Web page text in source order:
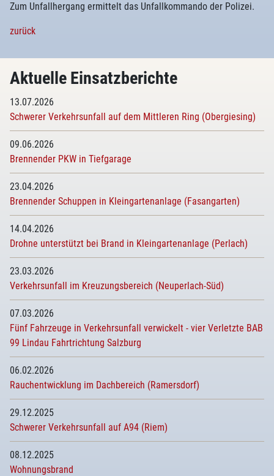
Zum Unfallhergang ermittelt das Unfallkommando der Polizei.
zurück
Aktuelle Einsatzberichte
13.07.2026
Schwerer Verkehrsunfall auf dem Mittleren Ring (Obergiesing)
09.06.2026
Brennender PKW in Tiefgarage
23.04.2026
Brennender Schuppen in Kleingartenanlage (Fasangarten)
14.04.2026
Drohne unterstützt bei Brand in Kleingartenanlage (Perlach)
23.03.2026
Verkehrsunfall im Kreuzungsbereich (Neuperlach-Süd)
07.03.2026
Fünf Fahrzeuge in Verkehrsunfall verwickelt - vier Verletzte BAB
99 Lindau Fahrtrichtung Salzburg
06.02.2026
Rauchentwicklung im Dachbereich (Ramersdorf)
29.12.2025
Schwerer Verkehrsunfall auf A94 (Riem)
08.12.2025
Wohnungsbrand